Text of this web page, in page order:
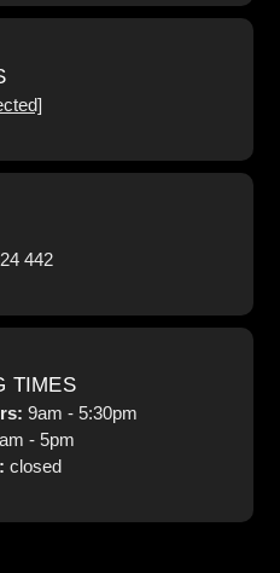
442
TIMES
9am - 5:30pm
- 5pm
closed